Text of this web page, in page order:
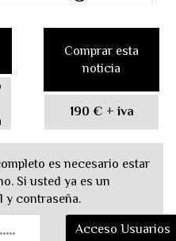
Comprar esta
noticia
190 € + iva
es necesario estar
Si usted ya es un
y contraseña.